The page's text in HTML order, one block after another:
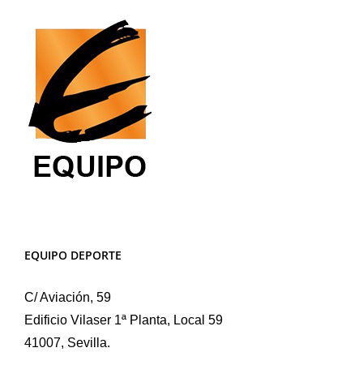
EQUIPO DEPORTE
C/ Aviación, 59
Edificio Vilaser 1ª Planta, Local 59
41007, Sevilla.